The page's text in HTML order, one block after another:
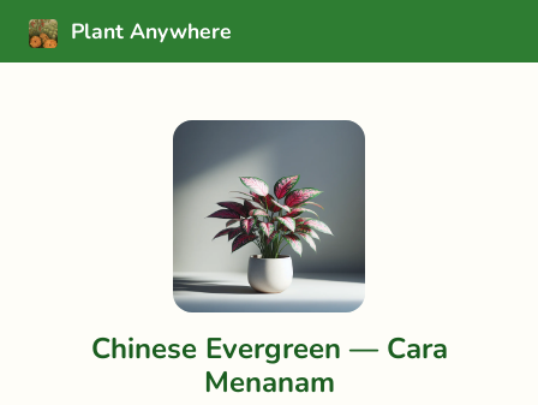
Plant Anywhere
Chinese Evergreen — Cara
Menanam